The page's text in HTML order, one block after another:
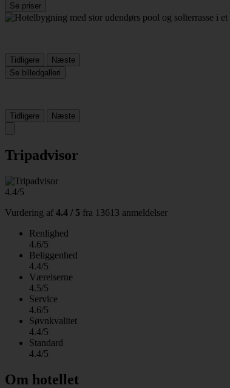
Se priser
Tidligere
Næste
Se billedgalleri
Tidligere Næste
Tripadvisor
4.4/5
Vurdering af 4.4 / 5 fra 13613 anmeldelser
Renlighed
4.6/5
Beliggenhed
4.4/5
Værelserne
4.5/5
Service
4.6/5
Søvnkvalitet
4.4/5
Standard
4.4/5
Om hotellet